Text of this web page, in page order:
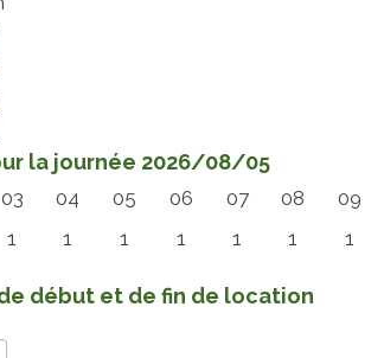
la journée 2026/08/05
03 04 05 06 07 08 09
1 1 1 1 1 1 1
début et de fin de location